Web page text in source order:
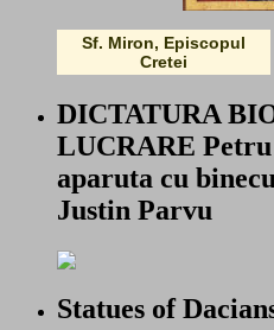
Sf. Miron, Episcopul
Cretei
DICTATURA
LUCRARE
aparuta cu
Justin Parvu
Statues of